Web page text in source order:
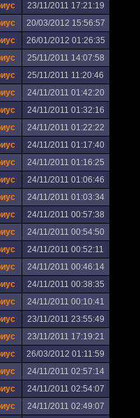
23/11/2011 17:21:19
20/03/2012 15:56:57
26/01/2012 01:26:35
25/11/2011 14:07:58
25/11/2011 11:20:46
24/11/2011 01:42:20
24/11/2011 01:32:16
24/11/2011 01:22:22
24/11/2011 01:17:40
24/11/2011 01:16:25
24/11/2011 01:06:46
24/11/2011 01:03:34
24/11/2011 00:57:38
24/11/2011 00:54:50
24/11/2011 00:52:11
24/11/2011 00:46:14
24/11/2011 00:38:35
24/11/2011 00:10:41
23/11/2011 23:55:49
23/11/2011 17:19:21
26/03/2012 01:11:59
24/11/2011 02:57:14
24/11/2011 02:54:07
24/11/2011 02:49:07